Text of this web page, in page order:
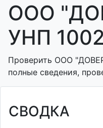
ООО
УНП
Проверить ООО
полные сведения,
СВОДКА